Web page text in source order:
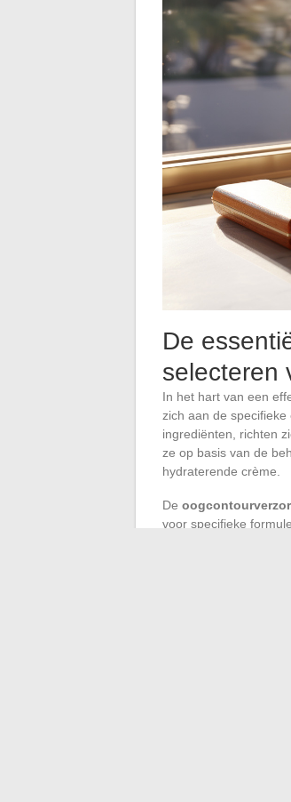
De
selecteren
In het hart van een
zich aan de
ingrediënten, richten
ze op basis van de
hydraterende crème.
De
voor specifieke